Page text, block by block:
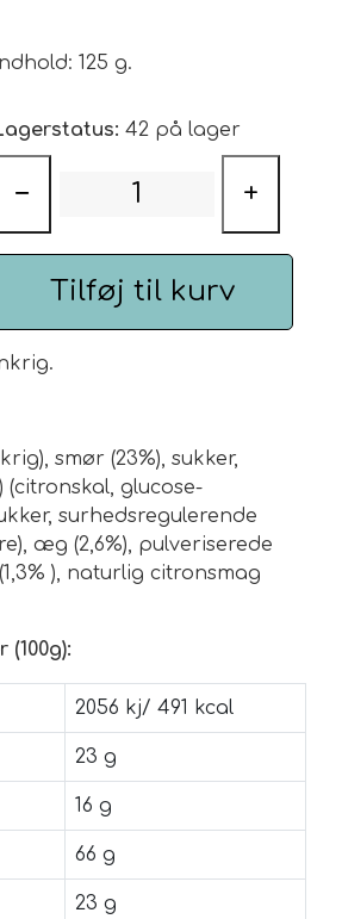
Teblandinger
125 g.
42 på lager
− +
Tilføj til kurv
smør (23%), sukker,
(citronskal, glucose-
surhedsregulerende
æg (2,6%), pulveriserede
), naturlig citronsmag
2056 kj/ 491 kcal
23 g
16 g
66 g
23 g